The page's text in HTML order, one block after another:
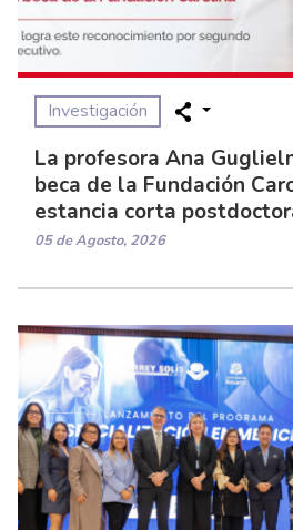
Investigación
La profesora Ana
beca de la Fundación
estancia corta
05 de Agosto, 2026